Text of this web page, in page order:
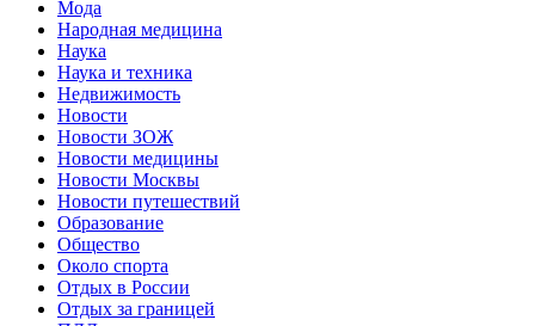
Мода
Народная медицина
Наука
Наука и техника
Недвижимость
Новости
Новости ЗОЖ
Новости медицины
Новости Москвы
Новости путешествий
Образование
Общество
Около спорта
Отдых в России
Отдых за границей